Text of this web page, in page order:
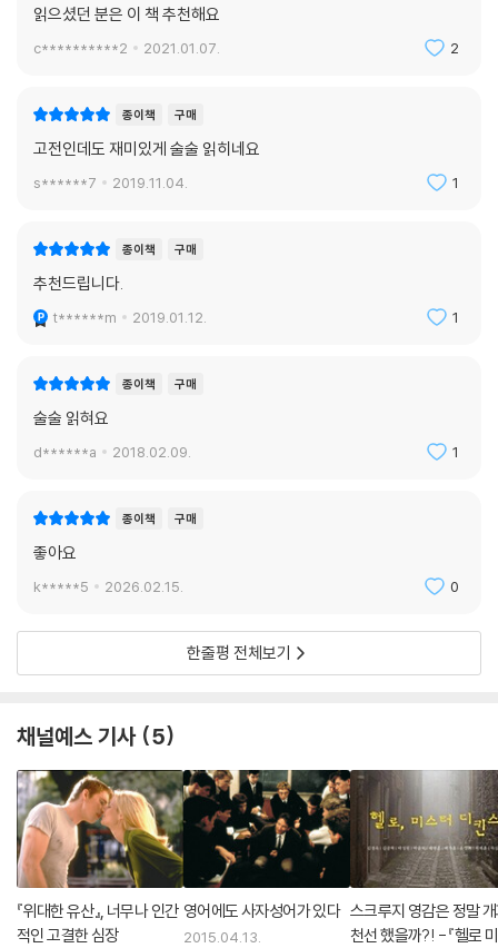
읽으셨던 분은 이 책 추천해요
c**********2 2021.01.07. 2
종이책 구매
고전인데도 재미있게 술술 읽히네요
s******7 2019.11.04. 1
종이책 구매
추천드립니다.
t******m 2019.01.12. 1
종이책 구매
술술 읽혀요
d******a 2018.02.09. 1
종이책 구매
좋아요
k*****5 2026.02.15. 0
한줄평 전체보기
채널예스 기사 5
『위대한 유산』, 너무나 인간
적인 고결한 심장
영어에도 사자성어가 있다
2015.04.13.
스크루지 영감은 정말
천선 했을까?! - 『헬로